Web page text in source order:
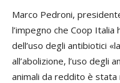
Marco Pedroni,
l’impegno che Coop Italia
dell’uso degli antibiotici
all’abolizione, l’uso degli
animali da reddito è